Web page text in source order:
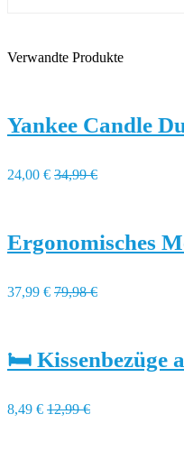
Verwandte Produkte
Yankee Candle
24,00 € 34,99 €
Ergonomisches
37,99 € 79,98 €
🛏️ Kissenbezüge
8,49 € 12,99 €